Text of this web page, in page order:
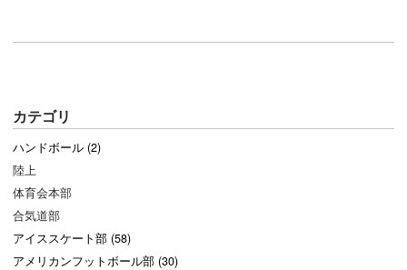
カテゴリ
ハンドボール (2)
陸上
体育会本部
合気道部
アイススケート部 (58)
アメリカンフットボール部 (30)